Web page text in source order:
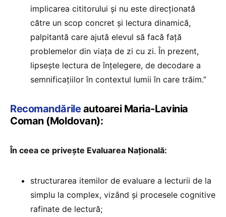
implicarea cititorului şi nu este direcţionată
către un scop concret şi lectura dinamică,
palpitantă care ajută elevul să facă faţă
problemelor din viaţa de zi cu zi. În prezent,
lipseşte lectura de înţelegere, de decodare a
semnificaţiilor în contextul lumii în care trăim.”
Recomandărileautoarei Maria-Lavinia
Coman (Moldovan):
În ceea ce privește Evaluarea Națională:
structurarea itemilor de evaluare a lecturii de la
simplu la complex, vizând şi procesele cognitive
rafinate de lectură;